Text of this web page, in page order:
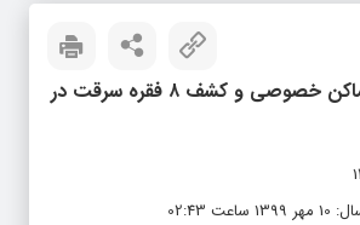
دستگیری سارق اماکن خصوصی و کشف ۸ فقره سرقت در
02:43